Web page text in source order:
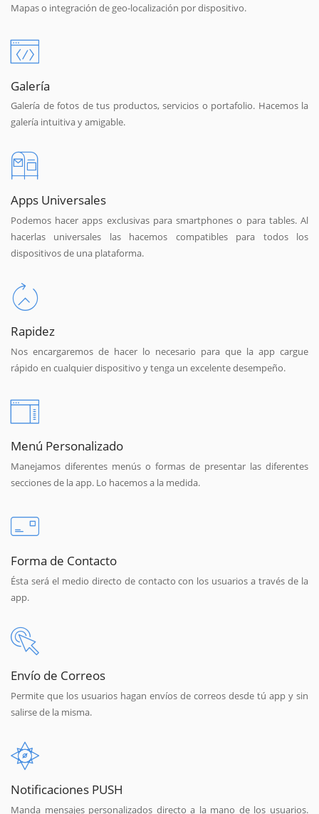
Mapas o integración de geo-localización por dispositivo.
Galería
Galería de fotos de tus productos, servicios o portafolio. Hacemos la
galería intuitiva y amigable.
Apps Universales
Podemos hacer apps exclusivas para smartphones o para tables. Al
hacerlas universales las hacemos compatibles para todos los
dispositivos de una plataforma.
Rapidez
Nos encargaremos de hacer lo necesario para que la app cargue
rápido en cualquier dispositivo y tenga un excelente desempeño.
Menú Personalizado
Manejamos diferentes menús o formas de presentar las diferentes
secciones de la app. Lo hacemos a la medida.
Forma de Contacto
Ésta será el medio directo de contacto con los usuarios a través de la
app.
Envío de Correos
Permite que los usuarios hagan envíos de correos desde tú app y sin
salirse de la misma.
Notificaciones PUSH
Manda mensajes personalizados directo a la mano de los usuarios.